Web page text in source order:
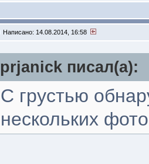
Написано: 14.08.2014, 16:58
prjanick писал(a):
C грустью
нескольких